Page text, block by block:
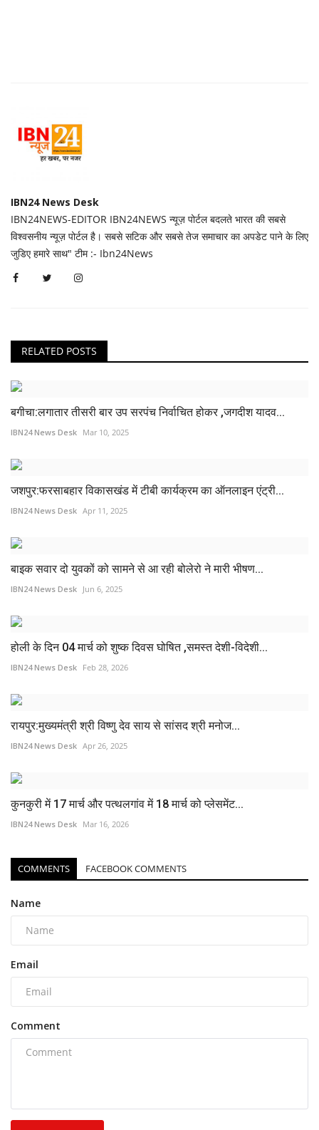
IBN24 News Desk
IBN24NEWS-EDITOR IBN24NEWS न्यूज़ पोर्टल बदलते भारत की सबसे
विश्वसनीय न्यूज़ पोर्टल है। सबसे सटिक और सबसे तेज समाचार का अपडेट पाने के लिए
जुडिए हमारे साथ" टीम :- Ibn24News
RELATED POSTS
बगीचा:लगातार तीसरी बार उप सरपंच निर्वाचित होकर ,जगदीश यादव...
IBN24 News Desk Mar 10, 2025
जशपुर:फरसाबहार विकासखंड में टीबी कार्यक्रम का ऑनलाइन एंट्री...
IBN24 News Desk Apr 11, 2025
बाइक सवार दो युवकों को सामने से आ रही बोलेरो ने मारी भीषण...
IBN24 News Desk Jun 6, 2025
होली के दिन 04 मार्च को शुष्क दिवस घोषित ,समस्त देशी-विदेशी...
IBN24 News Desk Feb 28, 2026
रायपुर:मुख्यमंत्री श्री विष्णु देव साय से सांसद श्री मनोज...
IBN24 News Desk Apr 26, 2025
कुनकुरी में 17 मार्च और पत्थलगांव में 18 मार्च को प्लेसमेंट...
IBN24 News Desk Mar 16, 2026
COMMENTS FACEBOOK COMMENTS
Name
Email
Comment